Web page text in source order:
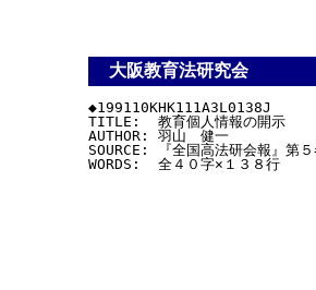
大阪教育法研究会
◆199110KHK111A3L0138J
TITLE:  教育個人情報の開示
AUTHOR: 羽山　健一
SOURCE: 『全国高法研会報』第
WORDS:  全４０字×１３８行